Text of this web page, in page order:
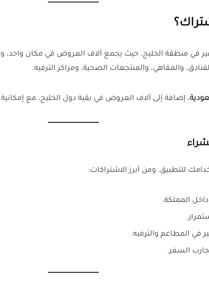
في منطقة الخليج، حيث يجمع آلاف العروض في مكان واحد،
والمقاهي، والمنتجعات الصحية، ومراكز الترفيه.
، إضافة إلى آلاف العروض في بقية دول الخليج، مع إمكانية
للتطبيق، ومن أبرز الاشتراكات:
المملكة.
في المطاعم والترفيه.
السفر.